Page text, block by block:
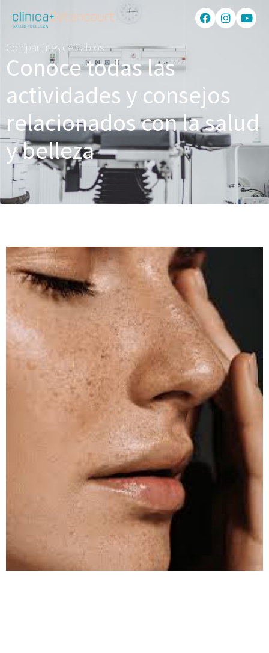
Compartir es de Sabios
Conoce todas las
actividades y consejos
relacionados con la salud
y belleza